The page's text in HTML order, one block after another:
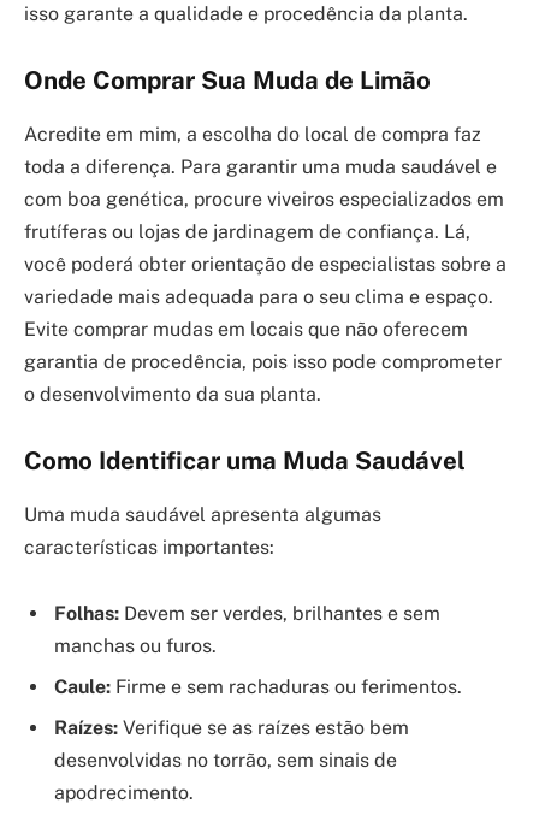
isso garante a qualidade e procedência da planta.
Onde Comprar Sua Muda de Limão
Acredite em mim, a escolha do local de compra faz
toda a diferença. Para garantir uma muda saudável e
com boa genética, procure viveiros especializados em
frutíferas ou lojas de jardinagem de confiança. Lá,
você poderá obter orientação de especialistas sobre a
variedade mais adequada para o seu clima e espaço.
Evite comprar mudas em locais que não oferecem
garantia de procedência, pois isso pode comprometer
o desenvolvimento da sua planta.
Como Identificar uma Muda Saudável
Uma muda saudável apresenta algumas
características importantes:
Folhas: Devem ser verdes, brilhantes e sem
manchas ou furos.
Caule: Firme e sem rachaduras ou ferimentos.
Raízes: Verifique se as raízes estão bem
desenvolvidas no torrão, sem sinais de
apodrecimento.